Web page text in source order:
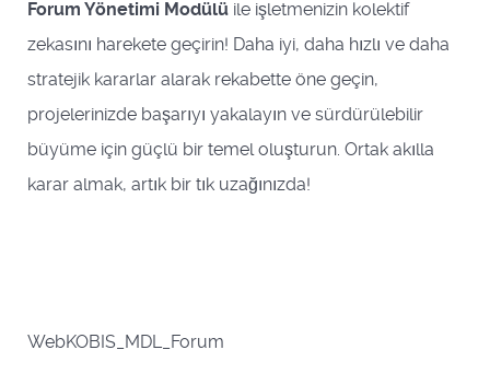
Forum Yönetimi Modülü ile işletmenizin kolektif
zekasını harekete geçirin! Daha iyi, daha hızlı ve daha
stratejik kararlar alarak rekabette öne geçin,
projelerinizde başarıyı yakalayın ve sürdürülebilir
büyüme için güçlü bir temel oluşturun. Ortak akılla
karar almak, artık bir tık uzağınızda!
WebKOBIS_MDL_Forum